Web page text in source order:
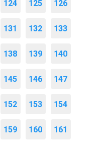
124 125 126
131 132 133
138 139 140
145 146 147
152 153 154
159 160 161